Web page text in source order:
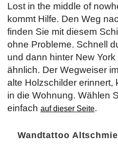
Lost in the middle of
kommt Hilfe. Den Weg
finden Sie mit diesem
ohne Probleme. Schnell
und dann hinter New
ähnlich. Der Wegweiser
alte Holzschilder erinnert,
in die Wohnung. Wählen
einfach auf dieser Seite.
Wandtattoo